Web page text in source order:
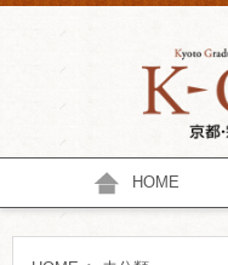
HOME